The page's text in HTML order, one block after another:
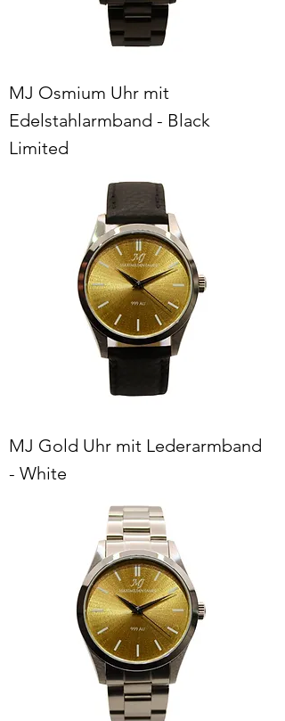
MJ Osmium Uhr mit
Edelstahlarmband - Black
Limited
MJ Gold Uhr mit Lederarmband
- White